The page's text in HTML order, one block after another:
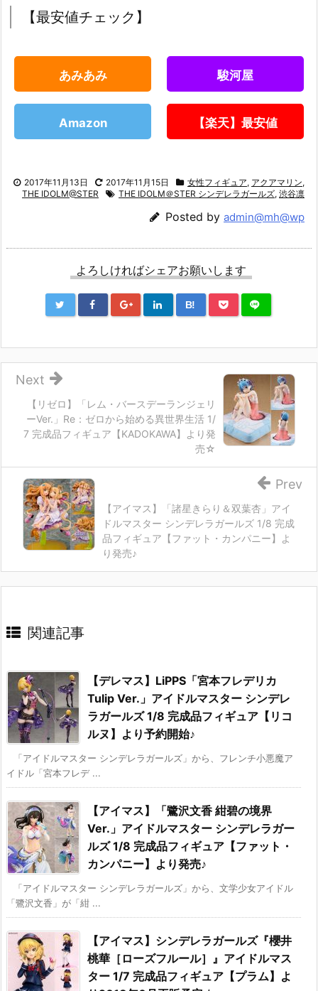
【最安値チェック】
あみあみ 駿河屋
Amazon 【楽天】最安値
2017年11月13日 2017年11月15日 女性フィギュア, アクアマリン,
THE IDOLM@STER
THE IDOLM＠STER シンデレラガールズ, 渋谷凛
Posted by admin@mh@wp
よろしければシェアお願いします
B!
【リゼロ】「レム・バースデーランジェリ
ーVer.」Re：ゼロから始める異世界生活 1/
7 完成品フィギュア【KADOKAWA】より発
売☆
Next
【アイマス】「諸星きらり＆双葉杏」アイ
ドルマスター シンデレラガールズ 1/8 完成
品フィギュア【ファット・カンパニー】よ
り発売♪
Prev
関連記事
【デレマス】LiPPS「宮本フレデリカ
Tulip Ver.」アイドルマスター シンデレ
ラガールズ 1/8 完成品フィギュア【リコ
ルヌ】より予約開始♪
「アイドルマスター シンデレラガールズ」から、フレンチ小悪魔ア
イドル「宮本フレデ ...
【アイマス】「鷺沢文香 紺碧の境界
Ver.」アイドルマスター シンデレラガー
ルズ 1/8 完成品フィギュア【ファット・
カンパニー】より発売♪
「アイドルマスター シンデレラガールズ」から、文学少女アイドル
「鷺沢文香」が「紺 ...
【アイマス】シンデレラガールズ『櫻井
桃華［ローズフルール］』アイドルマス
ター 1/7 完成品フィギュア【プラム】よ